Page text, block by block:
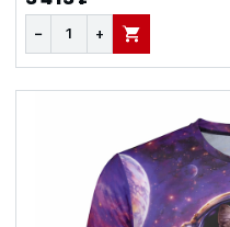
− + В КОРЗИНУ